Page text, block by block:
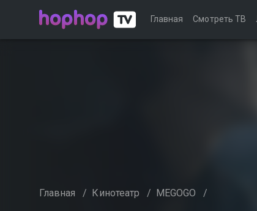
Главная Смотреть ТВ
Главная / Кинотеатр / MEGOGO /